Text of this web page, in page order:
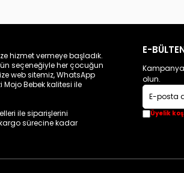
hizmet vermeye başladık.
seçeneğiyle her çocuğun
web sitemiz, WhatsApp
Bebek kalitesi ile
ile siparişlerini
sürecine kadar
E-
olun.
Üyelik